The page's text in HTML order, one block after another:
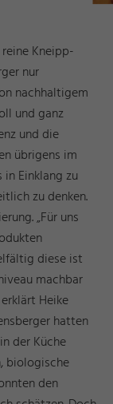
Kneipp-
nur
nachhaltigem
und ganz
und die
übrigens im
Einklang zu
zu denken.
„Für uns
diese ist
machbar
Heike
hatten
der Küche
biologische
den